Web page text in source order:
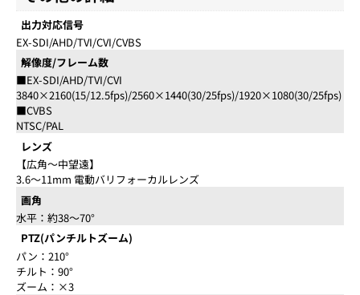
出力対応信号
EX-SDI/AHD/TVI/CVI/CVBS
解像度/フレーム数
■EX-SDI/AHD/TVI/CVI
3840×2160(15/12.5fps)/2560×1440(30/25fps)/1920×1080(30/25fps)
■CVBS
NTSC/PAL
レンズ
【広角～中望遠】
3.6～11mm 電動バリフォーカルレンズ
画角
水平：約38～70°
PTZ(パンチルトズーム)
パン：210°
チルト：90°
ズーム：×3